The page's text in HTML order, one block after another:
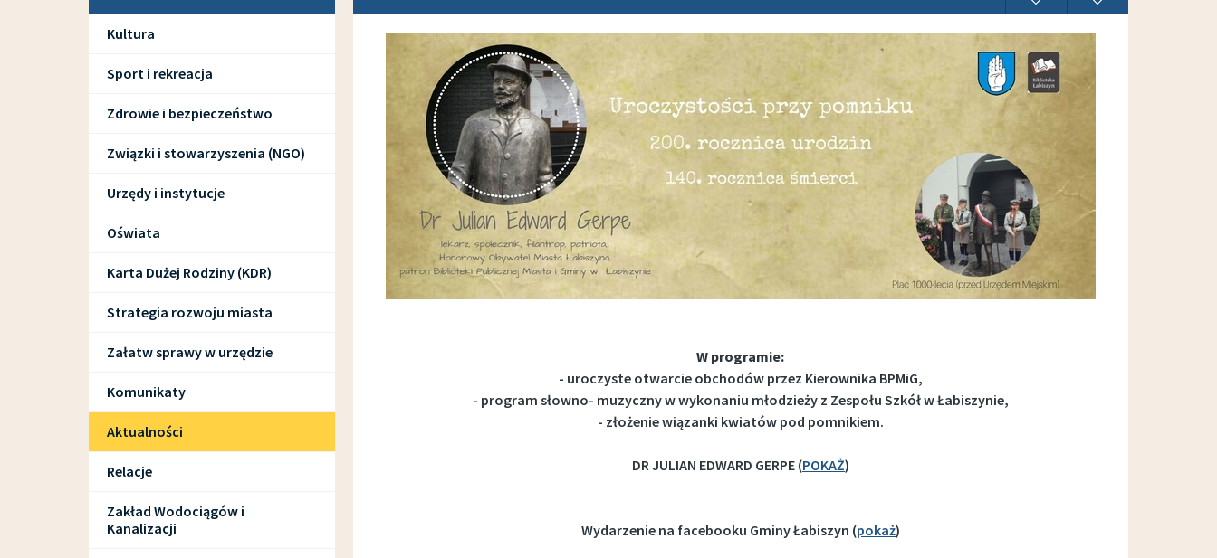
Kultura
Sport i rekreacja
Zdrowie i bezpieczeństwo
Związki i stowarzyszenia (NGO)
Urzędy i instytucje
Oświata
Karta Dużej Rodziny (KDR)
Strategia rozwoju miasta
Załatw sprawy w urzędzie
Komunikaty
Aktualności
Relacje
Zakład Wodociągów i
Kanalizacji
W programie:
- uroczyste otwarcie obchodów przez Kierownika BPMiG,
- program słowno- muzyczny w wykonaniu młodzieży z Zespołu Szkół w Łabiszynie,
- złożenie wiązanki kwiatów pod pomnikiem.
DR JULIAN EDWARD GERPE (POKAŻ)
Wydarzenie na facebooku Gminy Łabiszyn (pokaż)